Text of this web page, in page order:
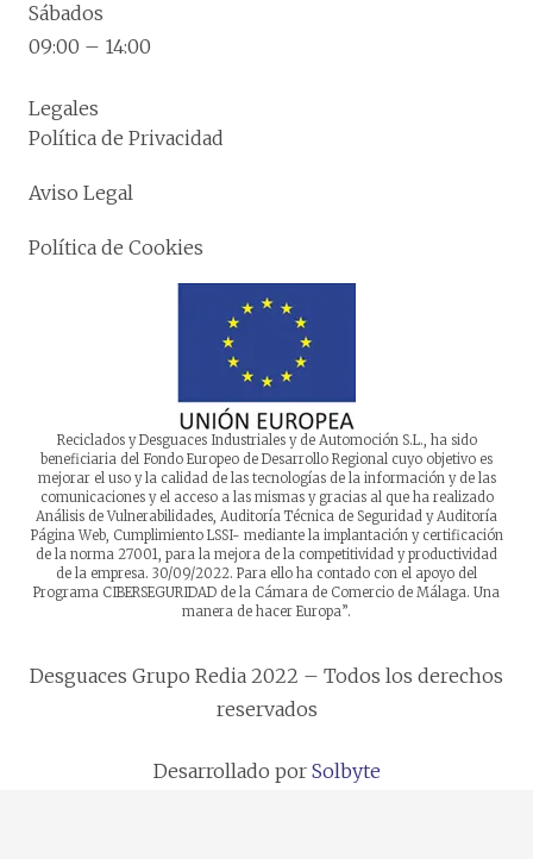
Sábados
09:00 – 14:00
Legales
Política de Privacidad
Aviso Legal
Política de Cookies
Reciclados y Desguaces Industriales y de Automoción S.L., ha sido
beneficiaria del Fondo Europeo de Desarrollo Regional cuyo objetivo es
mejorar el uso y la calidad de las tecnologías de la información y de las
comunicaciones y el acceso a las mismas y gracias al que ha realizado
Análisis de Vulnerabilidades, Auditoría Técnica de Seguridad y Auditoría
Página Web, Cumplimiento LSSI- mediante la implantación y certificación
de la norma 27001, para la mejora de la competitividad y productividad
de la empresa. 30/09/2022. Para ello ha contado con el apoyo del
Programa CIBERSEGURIDAD de la Cámara de Comercio de Málaga. Una
manera de hacer Europa”.
Desguaces Grupo Redia 2022 – Todos los derechos
reservados
Desarrollado por Solbyte